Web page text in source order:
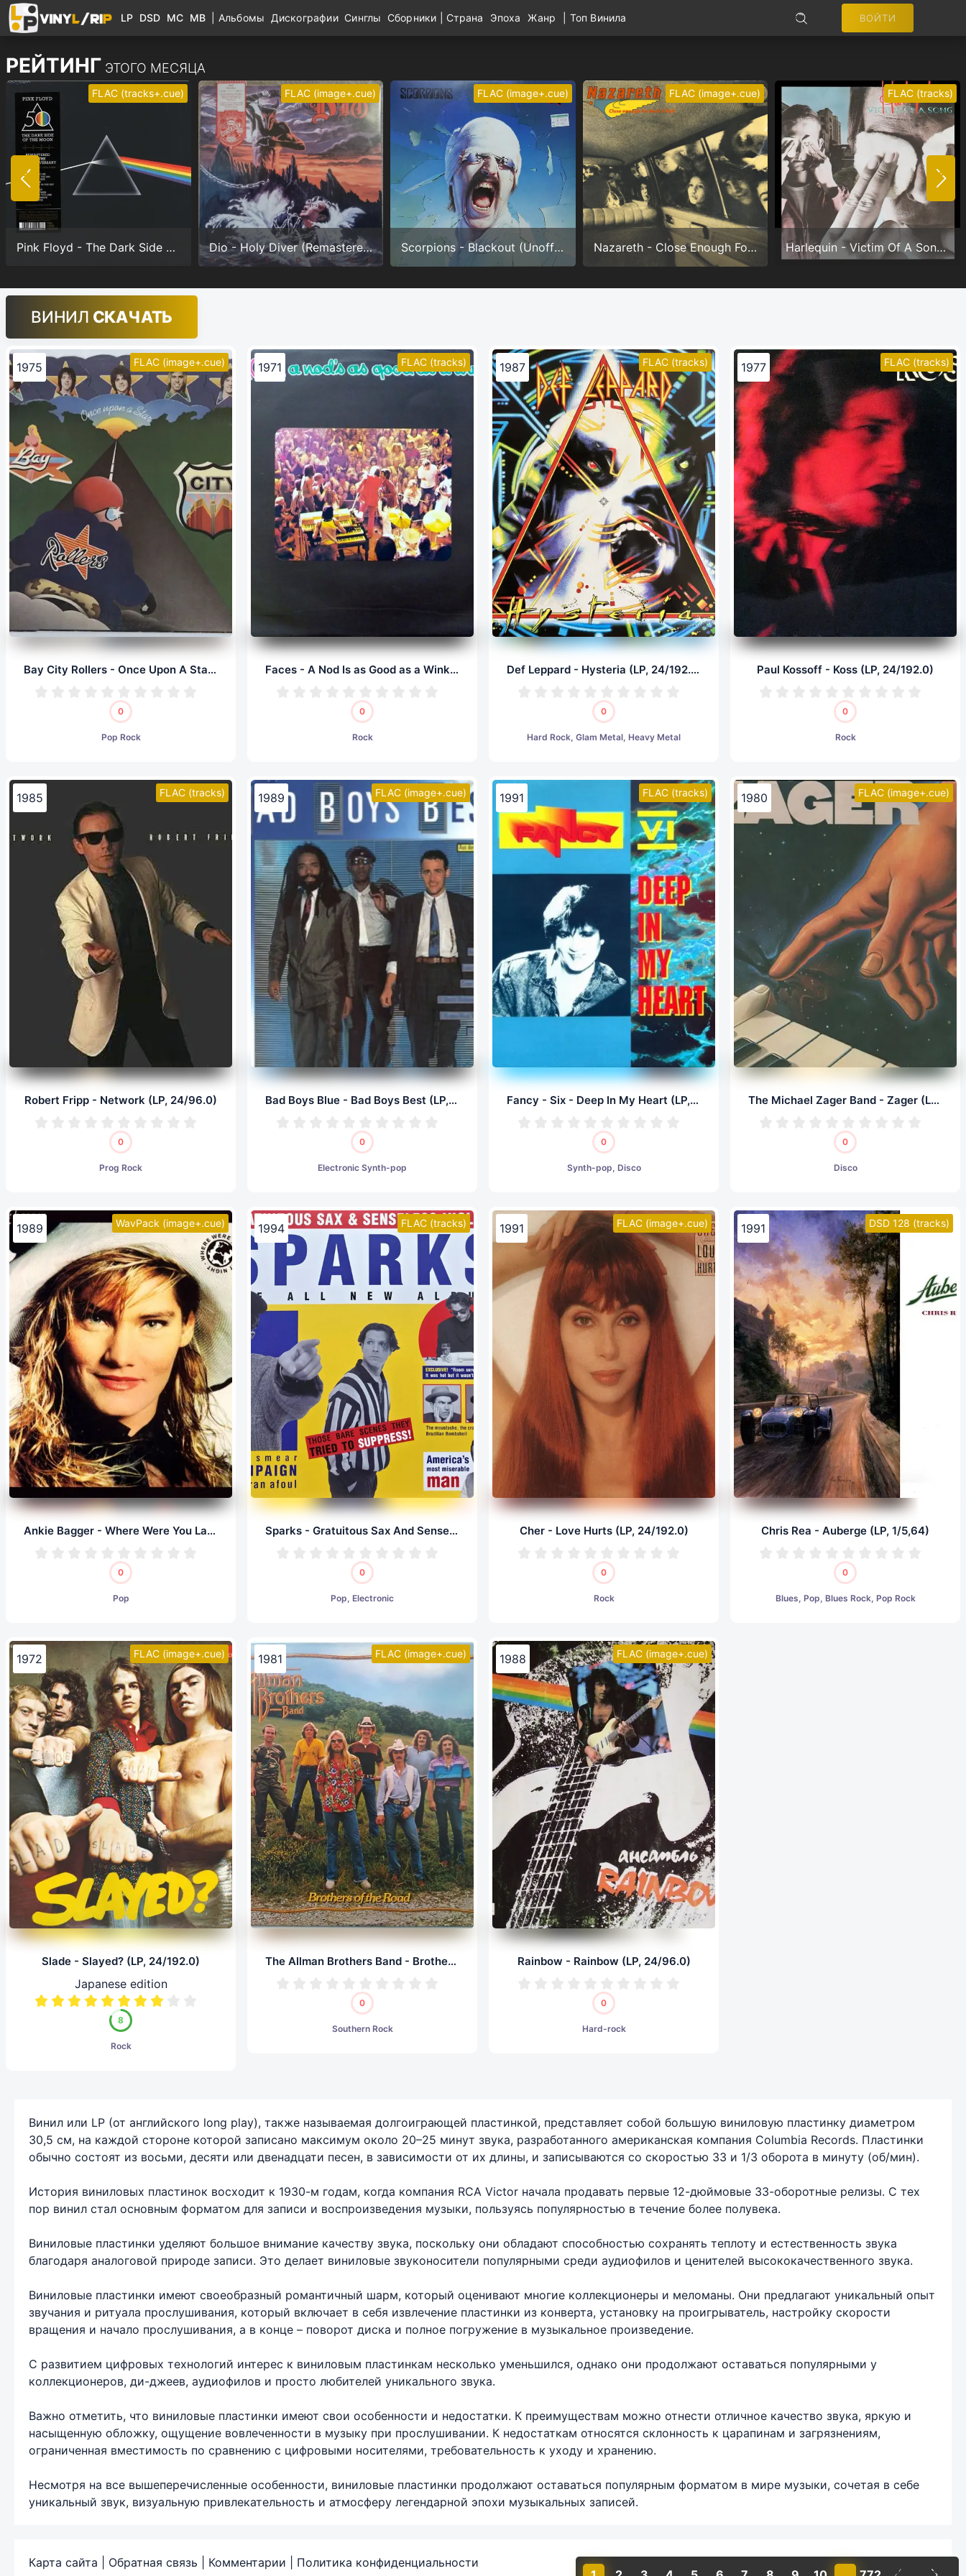
LP DSD MC MB Альбомы Дискографии Синглы Сборники Страна Эпоха Жанр Топ Винила ВОЙТИ
Не запоминать меня
ВОЙТИ
РЕЙТИНГ ЭТОГО МЕСЯЦА
FLAC (tracks+.cue)
Pink Floyd - The Dark Side Of The Moon (Anniversary version) (24/192.0)
FLAC (image+.cue)
Dio - Holy Diver (Remastered) (24/96.0)
FLAC (image+.cue)
Scorpions - Blackout (Unofficial) (24/96.0)
FLAC (image+.cue)
Nazareth - Close Enough For Rock'n'Roll (24/192.0)
FLAC (tracks)
Harlequin - Victim Of A Song (24/96.0)
ВИНИЛ СКАЧАТЬ
FLAC (image+.cue)
1975
Bay City Rollers - Once Upon A Star (LP, 24/192.0)
0
Pop Rock
FLAC (tracks)
1971
Faces - A Nod Is as Good as a Wink... to a Blind Horse (LP, 24/96.0)
0
Rock
FLAC (tracks)
1987
Def Leppard - Hysteria (LP, 24/192.0)
0
Hard Rock, Glam Metal, Heavy Metal
FLAC (tracks)
1977
Paul Kossoff - Koss (LP, 24/192.0)
0
Rock
FLAC (tracks)
1985
Robert Fripp - Network (LP, 24/96.0)
0
Prog Rock
FLAC (image+.cue)
1989
Bad Boys Blue - Bad Boys Best (LP, 24/192.0)
0
Electronic Synth-pop
FLAC (tracks)
1991
Fancy - Six - Deep In My Heart (LP, 24/192.0)
0
Synth-pop, Disco
FLAC (image+.cue)
1980
The Michael Zager Band - Zager (LP, 24/192.0)
0
Disco
WavPack (image+.cue)
1989
Ankie Bagger - Where Were You Last Night (LP, 32/192.0)
0
Pop
FLAC (tracks)
1994
Sparks - Gratuitous Sax And Senseless Violins (LP, 24/96.0)
0
Pop, Electronic
FLAC (image+.cue)
1991
Cher - Love Hurts (LP, 24/192.0)
0
Rock
DSD 128 (tracks)
1991
Chris Rea - Auberge (LP, 1/5,64)
0
Blues, Pop, Blues Rock, Pop Rock
FLAC (image+.cue)
1972
Slade - Slayed? (LP, 24/192.0)
Japanese edition
8
Rock
FLAC (image+.cue)
1981
The Allman Brothers Band - Brothers Of The Road (LP, 24/192.0)
0
Southern Rock
FLAC (image+.cue)
1988
Rainbow - Rainbow (LP, 24/96.0)
0
Hard-rock
Винил или LP (от английского long play), также называемая долгоиграющей пластинкой, представляет собой большую виниловую пластинку диаметром
30,5 см, на каждой стороне которой записано максимум около 20–25 минут звука, разработанного американская компания Columbia Records. Пластинки
обычно состоят из восьми, десяти или двенадцати песен, в зависимости от их длины, и записываются со скоростью 33 и 1/3 оборота в минуту (об/мин).
История виниловых пластинок восходит к 1930-м годам, когда компания RCA Victor начала продавать первые 12-дюймовые 33-оборотные релизы. С тех
пор винил стал основным форматом для записи и воспроизведения музыки, пользуясь популярностью в течение более полувека.
Виниловые пластинки уделяют большое внимание качеству звука, поскольку они обладают способностью сохранять теплоту и естественность звука
благодаря аналоговой природе записи. Это делает виниловые звуконосители популярными среди аудиофилов и ценителей высококачественного звука.
Виниловые пластинки имеют своеобразный романтичный шарм, который оценивают многие коллекционеры и меломаны. Они предлагают уникальный опыт
звучания и ритуала прослушивания, который включает в себя извлечение пластинки из конверта, установку на проигрыватель, настройку скорости
вращения и начало прослушивания, а в конце – поворот диска и полное погружение в музыкальное произведение.
С развитием цифровых технологий интерес к виниловым пластинкам несколько уменьшился, однако они продолжают оставаться популярными у
коллекционеров, ди-джеев, аудиофилов и просто любителей уникального звука.
Важно отметить, что виниловые пластинки имеют свои особенности и недостатки. К преимуществам можно отнести отличное качество звука, яркую и
насыщенную обложку, ощущение вовлеченности в музыку при прослушивании. К недостаткам относятся склонность к царапинам и загрязнениям,
ограниченная вместимость по сравнению с цифровыми носителями, требовательность к уходу и хранению.
Несмотря на все вышеперечисленные особенности, виниловые пластинки продолжают оставаться популярным форматом в мире музыки, сочетая в себе
уникальный звук, визуальную привлекательность и атмосферу легендарной эпохи музыкальных записей.
Карта сайта Обратная связь Комментарии Политика конфиденциальности